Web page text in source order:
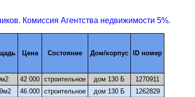
Комиссия Агентства недвижимости 5%.
Цена Состояние Дом/корпус ID номер
42 000 строительное дом 130 Б
1270911
46 000 строительное дом 130 Б
1262829